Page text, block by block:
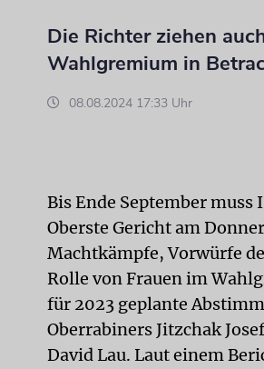
Die Richter ziehen
Wahlgremium in
08.08.2024 17:33 Uhr
Bis Ende September
Oberste Gericht am
Machtkämpfe, Vorwürfe
Rolle von Frauen im
für 2023 geplante
Oberrabiners Jitzchak
David Lau. Laut einem